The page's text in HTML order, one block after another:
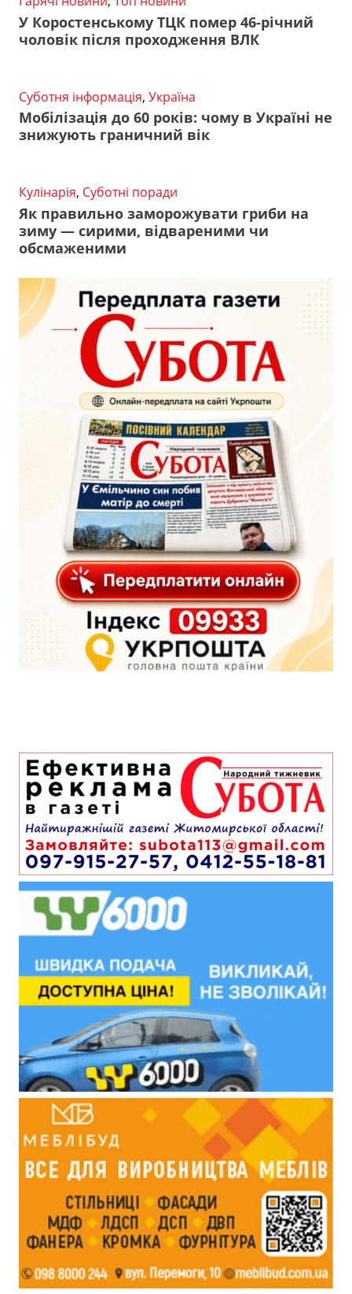
У Коростенському ТЦК помер 46-річний
чоловік після проходження ВЛК
Суботня інформація, Україна
Мобілізація до 60 років: чому в Україні не
знижують граничний вік
Кулінарія, Суботні поради
Як правильно заморожувати гриби на
зиму — сирими, відвареними чи
обсмаженими